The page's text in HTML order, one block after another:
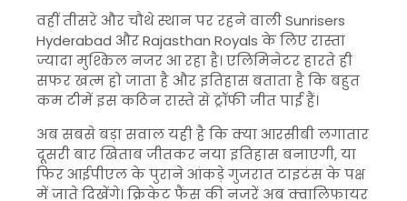
वहीं तीसरे और चौथे स्थान पर रहने वालीSunrisers
Hyderabad औरRajasthan Royals के लिए रास्ता
ज्यादा मुश्किल नजर आ रहा है। एलिमिनेटर हारते ही
सफर खत्म हो जाता है और इतिहास बताता है कि बहुत
कम टीमें इस कठिन रास्ते से ट्रॉफी जीत पाई हैं।
अब सबसे बड़ा सवाल यही है कि क्या आरसीबी लगातार
दूसरी बार खिताब जीतकर नया इतिहास बनाएगी, या
फिर आईपीएल के पुराने आंकड़े गुजरात टाइटंस के पक्ष
में जाते दिखेंगे। क्रिकेट फैंस की नजरें अब क्वालिफायर